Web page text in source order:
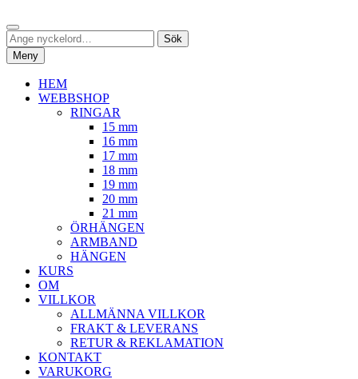
Hoppa
till
innehåll
Sök
Sök
efter:
Sök
Meny
HEM
WEBBSHOP
RINGAR
15 mm
16 mm
17 mm
18 mm
19 mm
20 mm
21 mm
ÖRHÄNGEN
ARMBAND
HÄNGEN
KURS
OM
VILLKOR
ALLMÄNNA VILLKOR
FRAKT & LEVERANS
RETUR & REKLAMATION
KONTAKT
VARUKORG